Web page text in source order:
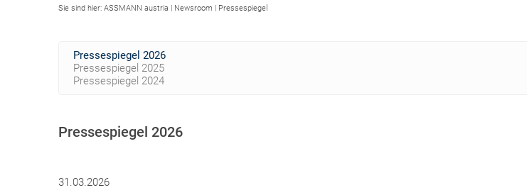
Sie sind hier: ASSMANN austria | Newsroom | Pressespiegel
Pressespiegel 2026
Pressespiegel 2025
Pressespiegel 2024
Pressespiegel 2026
31.03.2026